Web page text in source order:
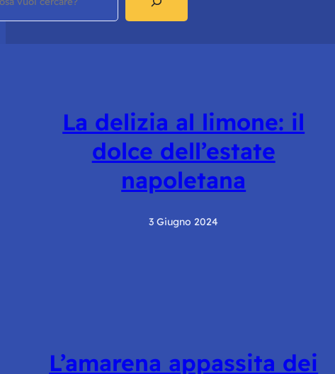
La delizia al limone: il
dolce dell’estate
napoletana
3 Giugno 2024
L’amarena appassita dei